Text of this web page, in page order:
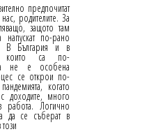
предпочитат
родителите. За
защото там
напускат по-рано
В България и в
които са по-
не е особена
се открои по-
когато
много
работа. Логично
да се съберат в